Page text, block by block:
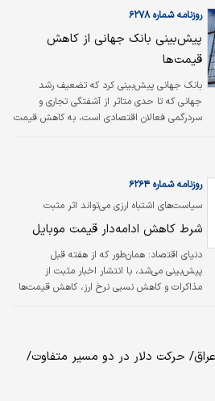
باشد که این صنعت تاکنون تجربه کرده است.
روزنامه شماره ۶۲۷۸
پیش‌بینی بانک جهانی از کاهش
قیمت‌ها
بانک جهانی پیش‌بینی کرد که تضعیف رشد
جهانی که تا حدی متاثر از آشفتگی تجاری و
سردرگمی فعالان اقتصادی است، به کاهش قیمت
سیاست‌های اشتباه ارزی می‌تواند اثر مثبت
مذاکرات را خنثی کند؛
روزنامه شماره ۶۲۶۴
شرط کاهش ادامه‌‌دار قیمت‌ موبایل
دنیای اقتصاد: همان‌طور که از هفته قبل
پیش‌بینی می‌شد، با انتشار اخبار مثبت از
مذاکرات و کاهش نسبی نرخ ارز، کاهش قیمت‌ها
کاهش نرخ دلار منجر به کاهش محسوس قیمت
گوشی‌های تلفن همراه و تجهیزات الکترونیکی شده
عراق/ حرکت دلار در دو مسیر متفاوت/